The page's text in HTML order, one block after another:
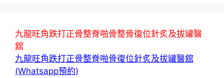
九龍旺角跌打正骨整脊啪骨整骨復位針炙及拔罐醫
舘
九龍旺角跌打正骨整脊啪骨復位針炙及拔罐醫舘
(Whatsapp預約)